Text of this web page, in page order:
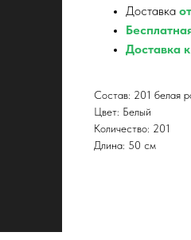
Доставка
Доставка
Состав: 201 белая
Цвет: Белый
Количество: 201
Длина: 50 см